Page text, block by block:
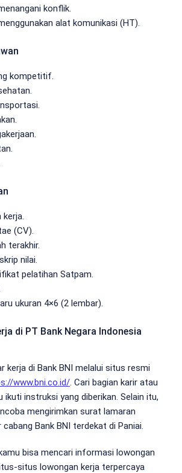
konflik.
alat komunikasi (HT).
kompetitif.
kerja.
(CV).
terakhir.
nilai.
pelatihan Satpam.
ukuran 4×6 (2 lembar).
di PT Bank Negara Indonesia
kerja di Bank BNI melalui situs resmi
www.bni.co.id/. Cari bagian karir atau
ikuti instruksi yang diberikan. Selain itu,
mengirimkan surat lamaran
Bank BNI terdekat di Paniai.
bisa mencari informasi lowongan
situs lowongan kerja terpercaya